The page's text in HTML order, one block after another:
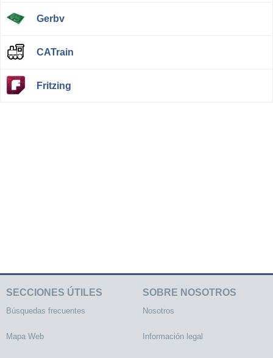
Gerbv
CATrain
Fritzing
SECCIONES ÚTILES
Búsquedas frecuentes
Mapa Web
SOBRE NOSOTROS
Nosotros
Información legal